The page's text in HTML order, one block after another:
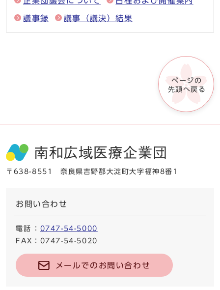
議事録 議事（議決）結果
ページの
先頭へ戻る
〒638-8551 奈良県吉野郡大淀町大字福神8番1
お問い合わせ
電話 ： 0747-54-5000
FAX ：0747-54-5020
メールでのお問い合わせ